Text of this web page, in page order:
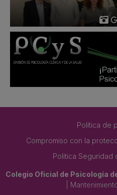
Política de
Compromiso con la
Politica Seguridad
Colegio Oficial de Psicología
|